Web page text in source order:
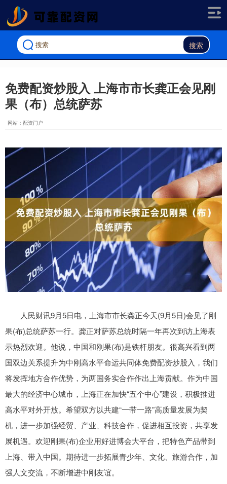
搜索
免费配资炒股入 上海市市长龚正会见刚
果（布）总统萨苏
网站：配资门户
人民财讯9月5日电，上海市市长龚正今天(9月5日)会见了刚
果(布)总统萨苏一行。龚正对萨苏总统时隔一年再次到访上海表
示热烈欢迎。他说，中国和刚果(布)是铁杆朋友。很高兴看到两
国双边关系提升为中刚高水平命运共同体免费配资炒股入，我们
将发挥地方合作优势，为两国务实合作作出上海贡献。作为中国
最大的经济中心城市，上海正在加快“五个中心”建设，积极推进
高水平对外开放。希望双方以共建“一带一路”高质量发展为契
机，进一步加强经贸、产业、科技合作，促进相互投资，共享发
展机遇。欢迎刚果(布)企业用好进博会大平台，把特色产品带到
上海、带入中国。期待进一步拓展青少年、文化、旅游合作，加
强人文交流，不断增进中刚友谊。